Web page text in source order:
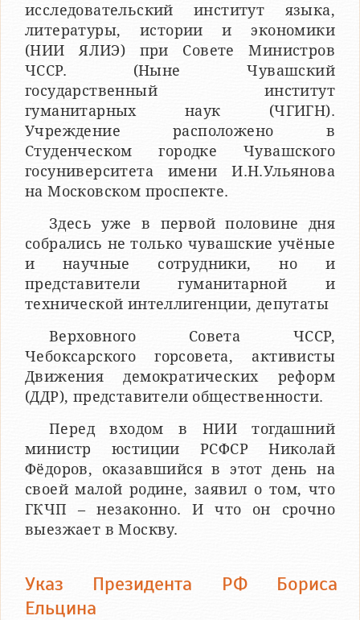
исследовательский институт языка,
литературы, истории и экономики
(НИИ ЯЛИЭ) при Совете Министров
ЧССР. (Ныне Чувашский
государственный институт
гуманитарных наук (ЧГИГН).
Учреждение расположено в
Студенческом городке Чувашского
госуниверситета имени И.Н.Ульянова
на Московском проспекте.
Здесь уже в первой половине дня
собрались не только чувашские учёные
и научные сотрудники, но и
представители гуманитарной и
технической интеллигенции, депутаты
Верховного Совета ЧССР,
Чебоксарского горсовета, активисты
Движения демократических реформ
(ДДР), представители общественности.
Перед входом в НИИ тогдашний
министр юстиции РСФСР Николай
Фёдоров, оказавшийся в этот день на
своей малой родине, заявил о том, что
ГКЧП – незаконно. И что он срочно
выезжает в Москву.
Указ Президента РФ Бориса
Ельцина